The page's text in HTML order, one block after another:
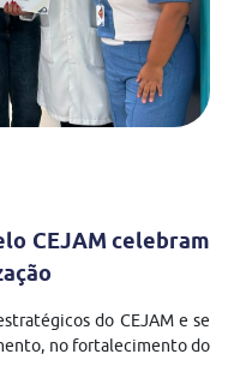
CEJAM celebram
do CEJAM e se
no fortalecimento do